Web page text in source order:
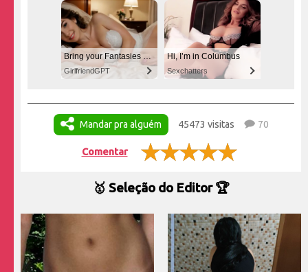
Bring your Fantasies to life
GirlfriendGPT
Hi, I’m in Columbus
Sexchatters
Mandar pra alguém 45473 visitas 70
Comentar
🥇 Seleção do Editor 🏆